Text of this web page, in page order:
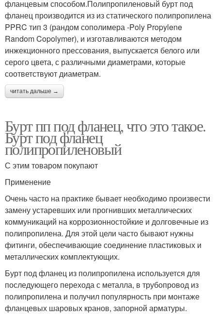
фланцевым способом.Полипропиленовый бурт под
фланец производится из из статического полипропилена
PPRC тип 3 (рандом сополимера -Poly Propylene
Random Copolymer), и изготавливаются методом
инжекционного прессования, выпускается белого или
серого цвета, с различными диаметрами, которые
соответствуют диаметрам.
читать дальше →
Бурт пп под фланец, что это такое.
Бурт под фланец
полипропиленовый
С этим товаром покупают
Применение
Очень часто на практике бывает необходимо произвести
замену устаревших или прогнивших металлических
коммуникаций на коррозионностойкие и долговечные из
полипропилена. Для этой цели часто бывают нужны
фитинги, обеспечивающие соединение пластиковых и
металлических комплектующих.
Бурт под фланец из полипропилена используется для
последующего перехода с металла, в трубопровод из
полипропилена и получил популярность при монтаже
фланцевых шаровых кранов, запорной арматуры.